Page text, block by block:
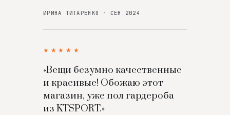
ИРИНА ТИТАРЕНКО · СЕН 2024
★★★★★
«Вещи безумно качественные
и красивые! Обожаю этот
магазин, уже пол гардероба
из KTSPORT.»